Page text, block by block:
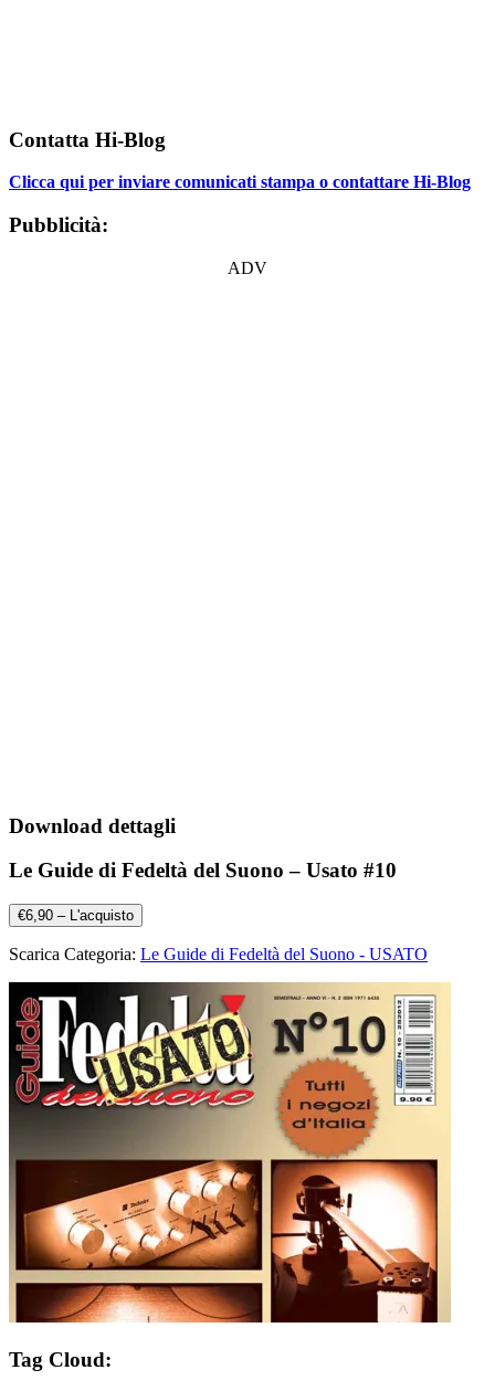
Contatta Hi-Blog
Clicca qui per inviare comunicati stampa o contattare Hi-Blog
Pubblicità:
ADV
Download dettagli
Le Guide di Fedeltà del Suono – Usato #10
€6,90 – L'acquisto
Scarica Categoria: Le Guide di Fedeltà del Suono - USATO
Tag Cloud: